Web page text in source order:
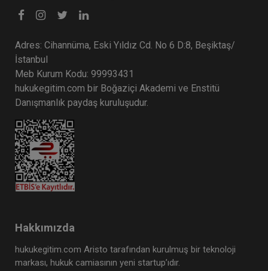
Adres: Cihannüma, Eski Yıldız Cd. No 6 D:8, Beşiktaş/
İstanbul
Meb Kurum Kodu: 99993431
hukukegitim.com bir Boğaziçi Akademi ve Enstitü
Danışmanlık paydaş kuruluşudur.
Hakkımızda
hukukegitim.com Aristo tarafından kurulmuş bir teknoloji
markası, hukuk camiasının yeni startup’ıdır.